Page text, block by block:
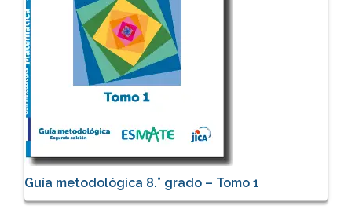
Guía metodológica 8.° grado – Tomo 1